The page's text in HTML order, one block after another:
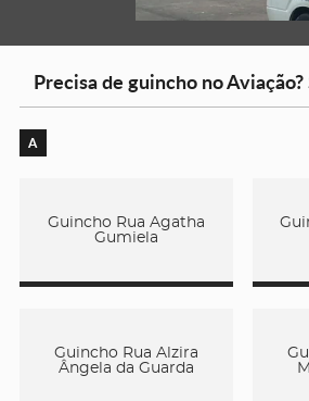
Precisa de guincho no
A
Guincho Rua Agatha
Gumiela
Guincho Rua Alzira
Ângela da Guarda